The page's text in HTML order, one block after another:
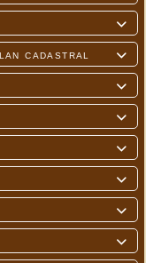


cadastral





